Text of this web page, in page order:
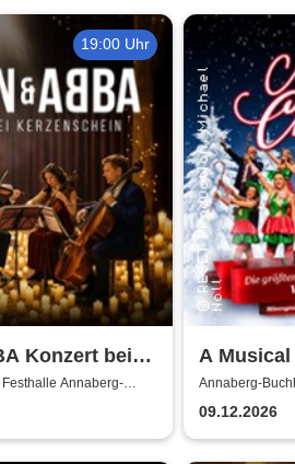
19:00 Uhr
Konzert bei
Annaberg-
A
Annaberg-
Buchholz
09.12.2026